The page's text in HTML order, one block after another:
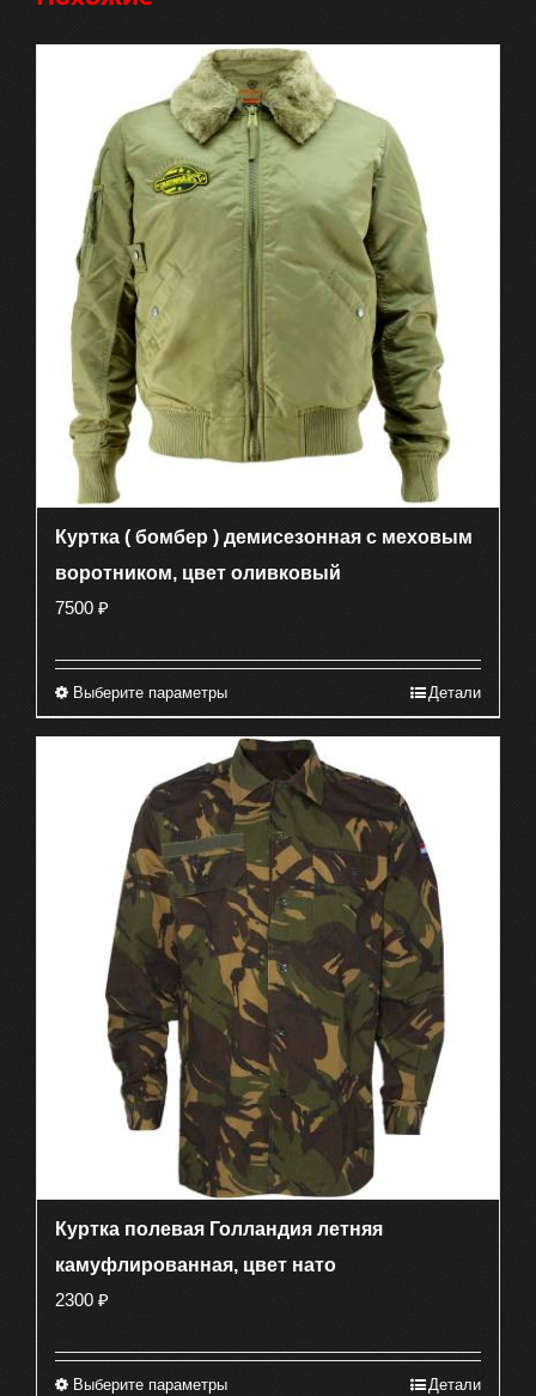
Куртка ( бомбер ) демисезонная с меховым
воротником, цвет оливковый
7500 ₽
Выберите параметрыЭтот
имеет
несколько
вариаций.
Опции
можно
выбрать
на
странице
товара.
Детали
Куртка полевая Голландия летняя
камуфлированная, цвет нато
2300 ₽
Выберите параметрыЭтот
Детали